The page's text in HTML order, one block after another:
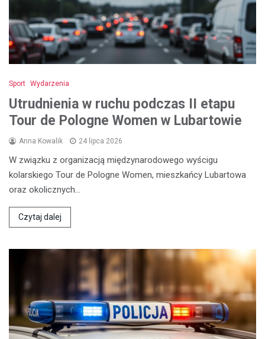
Sport Wydarzenia
Utrudnienia w ruchu podczas II etapu
Tour de Pologne Women w Lubartowie
Anna Kowalik 24 lipca 2026
W związku z organizacją międzynarodowego wyścigu
kolarskiego Tour de Pologne Women, mieszkańcy Lubartowa
oraz okolicznych…
Czytaj dalej